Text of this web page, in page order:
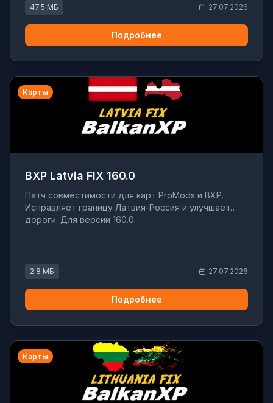
47.5 МБ 27.07.2026
Подробнее
Карты
BXP Latvia FIX 160.0
Патч совместимости для карт ProMods и BXP.
Исправляет границу Латвия-Россия и улучшает
дороги. Для версии 160.0.
2.8 МБ 27.07.2026
Подробнее
Карты